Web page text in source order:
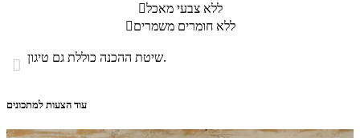
ללא צבעי מאכל
ללא חומרים משמרים
 שיטת ההכנה כוללת גם טיגון.
עוד הצעות למתכונים